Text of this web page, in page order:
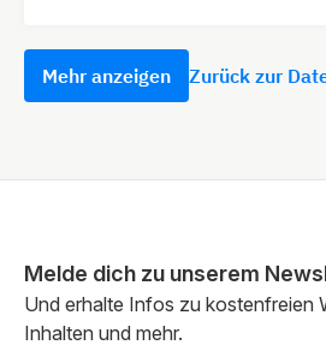
Mehr anzeigen Zurück zur
Melde dich zu unserem
Und erhalte Infos zu kostenfreien
Inhalten und mehr.